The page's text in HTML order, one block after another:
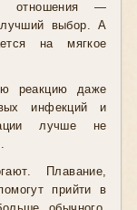
отношения —
выбор. А
на мягкое
реакцию даже
инфекций и
лучше не
Плавание,
прийти в